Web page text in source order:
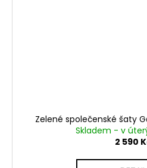
Zelené společenské šaty
Skladem - v úterý
2 590